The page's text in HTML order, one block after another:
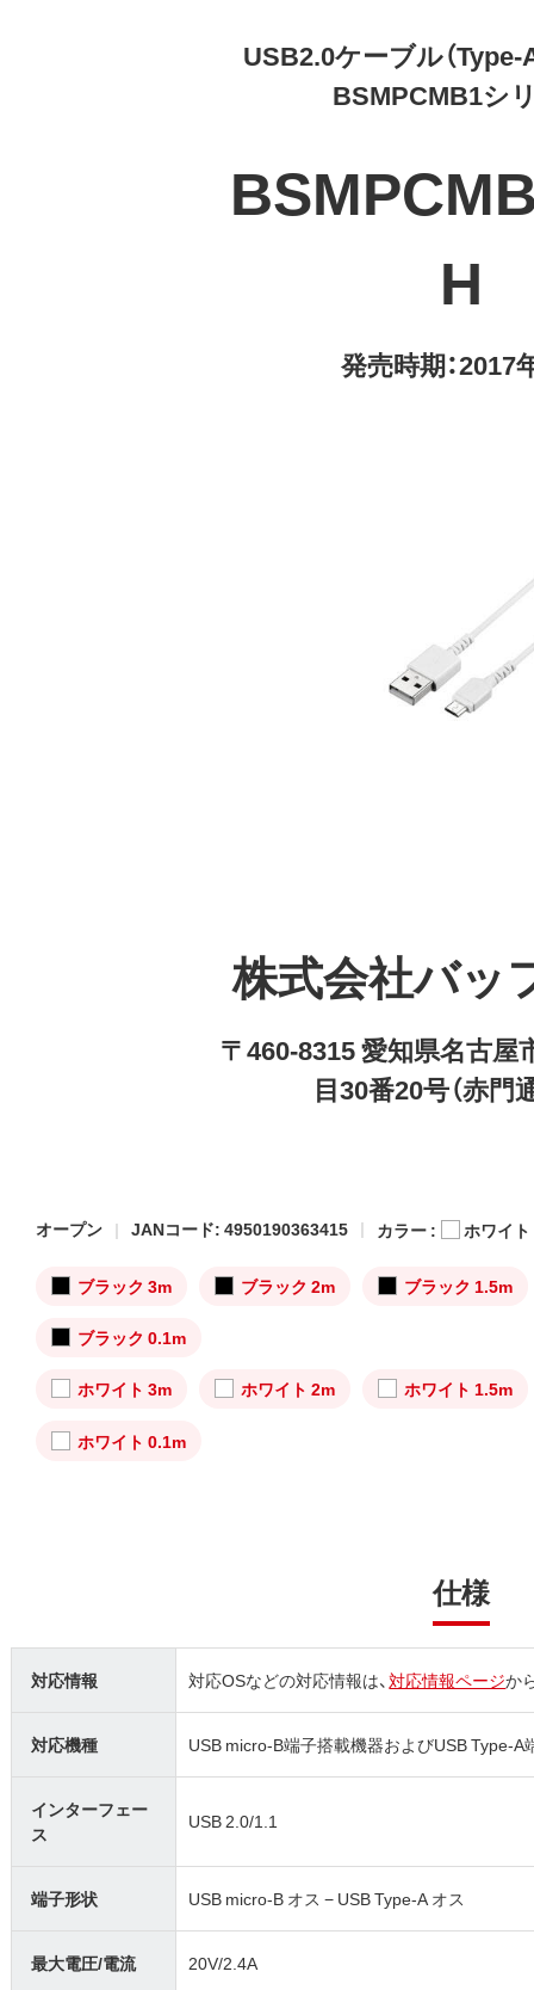
USB2.0ケーブル（
BSMPCMB1シ
H
発売時期：2017
株式会社バッ
〒460-8315 愛知県名古屋
目30番20号（赤門
オープン JANコード: 4950190363415 カラー : ホワイト
ブラック 3m ブラック 2m ブラック 1.5m
ブラック 0.1m
ホワイト 3m ホワイト 2m ホワイト 1.5m
ホワイト 0.1m
仕様
対応情報 対応OSなどの対応情報は、対応情報ページか
対応機種 USB micro-B端子搭載機器およびUSB Type-A
インターフェー
ス
USB 2.0/1.1
端子形状 USB micro-B オス − USB Type-A オス
最大電圧/電流 20V/2.4A